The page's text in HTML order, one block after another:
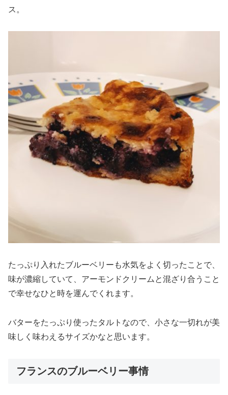
ス。
たっぷり入れたブルーベリーも水気をよく切ったことで、
味が濃縮していて、アーモンドクリームと混ざり合うこと
で幸せなひと時を運んでくれます。
バターをたっぷり使ったタルトなので、小さな一切れが美
味しく味わえるサイズかなと思います。
フランスのブルーベリー事情